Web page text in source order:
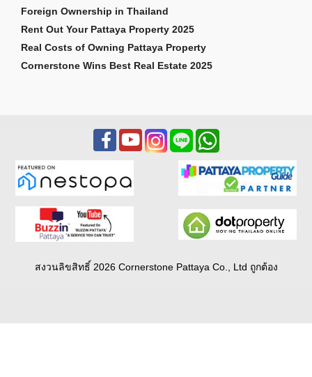
Foreign Ownership in Thailand
Rent Out Your Pattaya Property 2025
Real Costs of Owning Pattaya Property
Cornerstone Wins Best Real Estate 2025
สงวนลิขสิทธิ์ 2026 Cornerstone Pattaya Co., Ltd ถูกต้อง